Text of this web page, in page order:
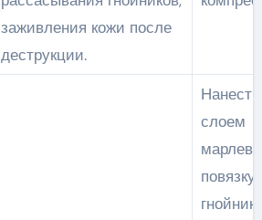
заживления кожи после
деструкции.
слоем
повязку
гнойник.